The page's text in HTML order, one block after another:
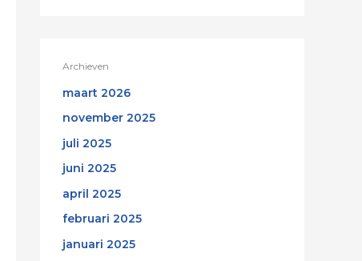
Archieven
maart 2026
november 2025
juli 2025
juni 2025
april 2025
februari 2025
januari 2025